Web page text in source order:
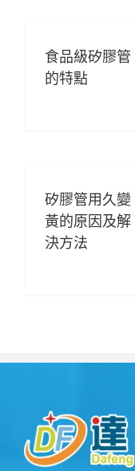
食品級矽膠管
的特點
矽膠管用久變
黃的原因及解
決方法